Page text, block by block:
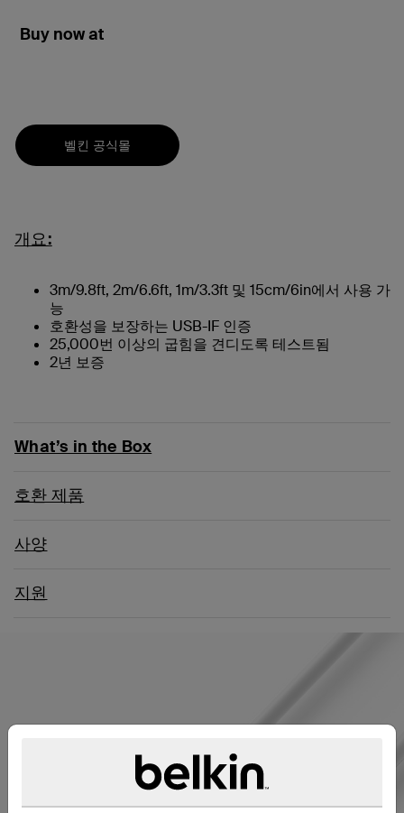
Buy now at
벨킨 공식몰
개요:
3m/9.8ft, 2m/6.6ft, 1m/3.3ft 및 15cm/6in에서 사용 가
능
호환성을 보장하는 USB-IF 인증
25,000번 이상의 굽힘을 견디도록 테스트됨
2년 보증
What’s in the Box
호환 제품
사양
지원